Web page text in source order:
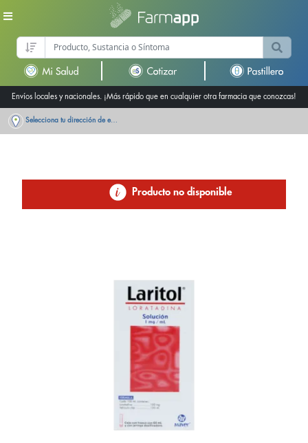
Envíos locales y nacionales. ¡Más rápido que en cualquier otra farmacia que conozcas!
Selecciona tu dirección de entrega
Producto no disponible